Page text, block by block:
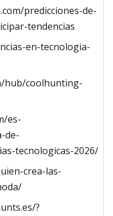
predicciones-de-
tendencias
en-tecnologia-
hub/coolhunting-
es-
de-
tecnologicas-2026/
crea-las-
?